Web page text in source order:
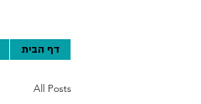
דף הבית
All Posts